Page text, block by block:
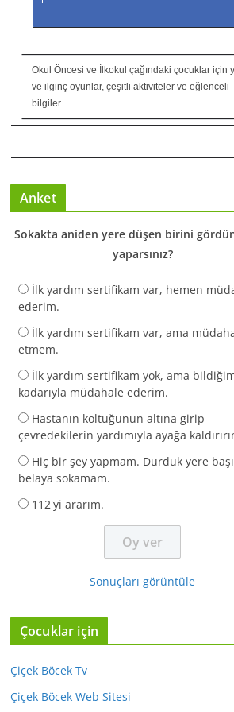
Okul Öncesi ve İlkokul çağındaki çocuklar için
ve ilginç oyunlar, çeşitli aktiviteler ve eğlenceli
bilgiler.
Anket
Sokakta aniden yere düşen birini
yaparsınız?
İlk yardım sertifikam var, hemen
ederim.
İlk yardım sertifikam var, ama
etmem.
İlk yardım sertifikam yok, ama
kadarıyla müdahale ederim.
Hastanın koltuğunun altına girip
çevredekilerin yardımıyla ayağa
Hiç bir şey yapmam. Durduk yere
belaya sokamam.
112'yi ararım.
Sonuçları görüntüle
Çocuklar için
Çiçek Böcek Tv
Çiçek Böcek Web Sitesi